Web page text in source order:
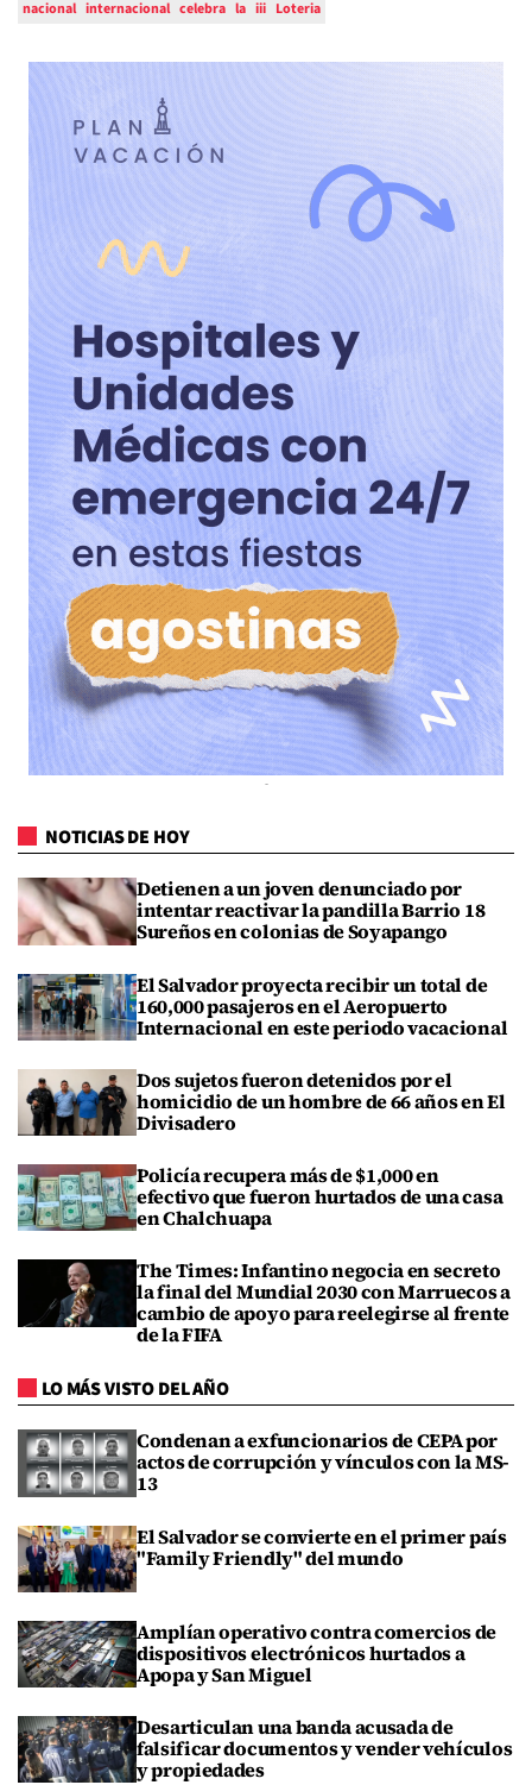
nacional internacional celebra la iii Loteria
NOTICIAS DE HOY
Detienen a un joven denunciado por
intentar reactivar la pandilla Barrio 18
Sureños en colonias de Soyapango
El Salvador proyecta recibir un total de
160,000 pasajeros en el Aeropuerto
Internacional en este periodo vacacional
Dos sujetos fueron detenidos por el
homicidio de un hombre de 66 años en El
Divisadero
Policía recupera más de $1,000 en
efectivo que fueron hurtados de una casa
en Chalchuapa
The Times: Infantino negocia en secreto
la final del Mundial 2030 con Marruecos a
cambio de apoyo para reelegirse al frente
de la FIFA
LO MÁS VISTO DEL AÑO
Condenan a exfuncionarios de CEPA por
actos de corrupción y vínculos con la MS-
13
El Salvador se convierte en el primer país
"Family Friendly" del mundo
Amplían operativo contra comercios de
dispositivos electrónicos hurtados a
Apopa y San Miguel
Desarticulan una banda acusada de
falsificar documentos y vender vehículos
y propiedades